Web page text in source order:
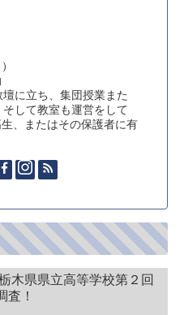
に立ち、集団授業また
して教室も運営をして
、またはその保護者に有
木県県立高等学校第２回
査！